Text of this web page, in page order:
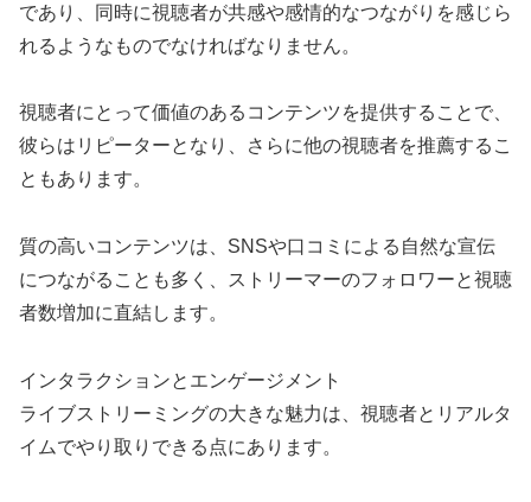
であり、同時に視聴者が共感や感情的なつながりを感じら
れるようなものでなければなりません。
視聴者にとって価値のあるコンテンツを提供することで、
彼らはリピーターとなり、さらに他の視聴者を推薦するこ
ともあります。
質の高いコンテンツは、SNSや口コミによる自然な宣伝
につながることも多く、ストリーマーのフォロワーと視聴
者数増加に直結します。
インタラクションとエンゲージメント
ライブストリーミングの大きな魅力は、視聴者とリアルタ
イムでやり取りできる点にあります。